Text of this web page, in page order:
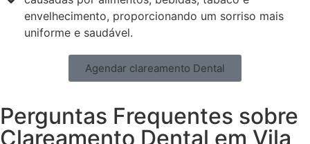
envelhecimento, proporcionando um sorriso mais
uniforme e saudável.
Agendar clareamento Dental
Perguntas Frequentes sobre
Clareamento Dental em Vila